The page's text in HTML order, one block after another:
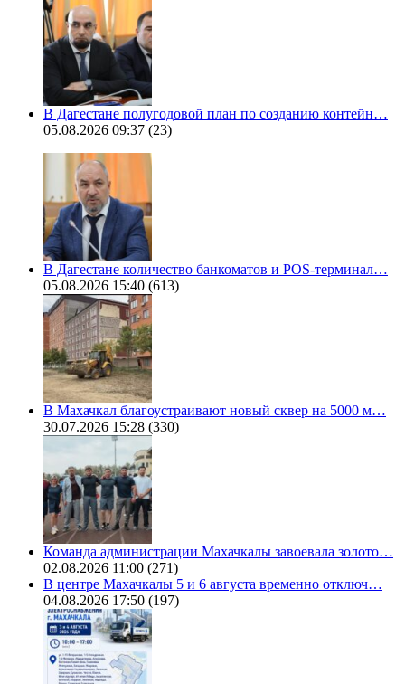
В Дагестане полугодовой план по созданию контейн…
05.08.2026 09:37 (23)
В Дагестане количество банкоматов и POS-терминал…
05.08.2026 15:40 (613)
В Махачкал благоустраивают новый сквер на 5000 м…
30.07.2026 15:28 (330)
Команда администрации Махачкалы завоевала золото…
02.08.2026 11:00 (271)
В центре Махачкалы 5 и 6 августа временно отключ…
04.08.2026 17:50 (197)